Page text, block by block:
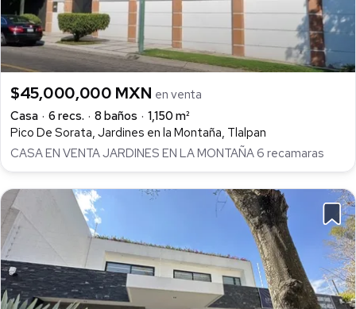
$45,000,000 MXN en venta
Casa
6 recs. 8 baños
1,150 m²
Pico De Sorata, Jardines en la Montaña, Tlalpan
CASA EN VENTA JARDINES EN LA MONTAÑA 6 recamaras